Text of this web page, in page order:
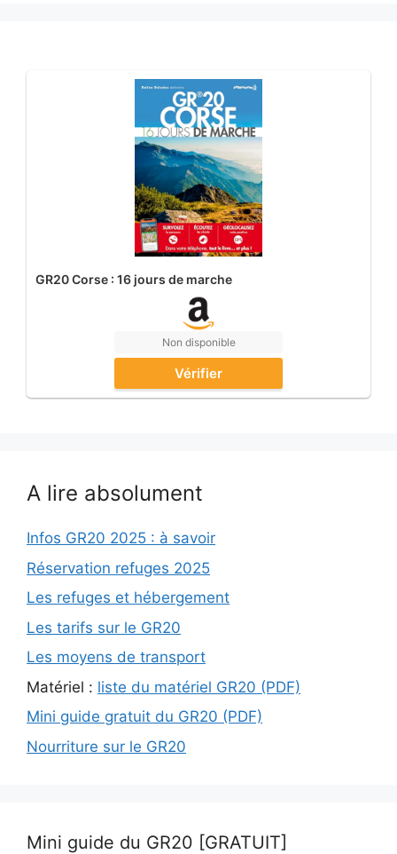
GR20 Corse : 16 jours de marche
Non disponible
Vérifier
A lire absolument
Infos GR20 2025 : à savoir
Réservation refuges 2025
Les refuges et hébergement
Les tarifs sur le GR20
Les moyens de transport
Matériel : liste du matériel GR20 (PDF)
Mini guide gratuit du GR20 (PDF)
Nourriture sur le GR20
Mini guide du GR20 [GRATUIT]